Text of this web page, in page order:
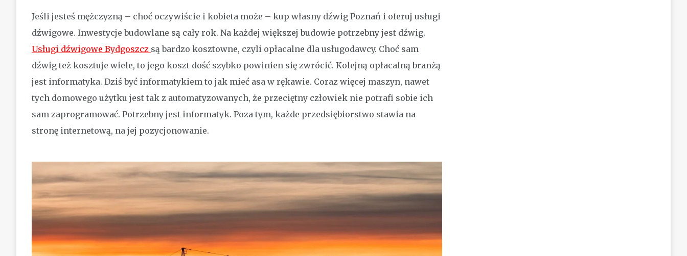
Jeśli jesteś mężczyzną – choć oczywiście i kobieta może – kup własny dźwig Poznań i oferuj usługi
dźwigowe. Inwestycje budowlane są cały rok. Na każdej większej budowie potrzebny jest dźwig.
Usługi dźwigowe Bydgoszcz są bardzo kosztowne, czyli opłacalne dla usługodawcy. Choć sam
dźwig też kosztuje wiele, to jego koszt dość szybko powinien się zwrócić. Kolejną opłacalną branżą
jest informatyka. Dziś być informatykiem to jak mieć asa w rękawie. Coraz więcej maszyn, nawet
tych domowego użytku jest tak z automatyzowanych, że przeciętny człowiek nie potrafi sobie ich
sam zaprogramować. Potrzebny jest informatyk. Poza tym, każde przedsiębiorstwo stawia na
stronę internetową, na jej pozycjonowanie.